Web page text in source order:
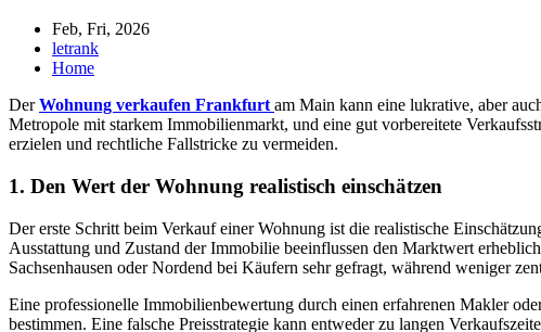
Feb, Fri, 2026
letrank
Home
DerWohnung verkaufen Frankfurt am Main kann eine lukrative, aber
Metropole mit starkem Immobilienmarkt, und eine gut vorbereitete
erzielen und rechtliche Fallstricke zu vermeiden.
1. Den Wert der Wohnung realistisch einschätzen
Der erste Schritt beim Verkauf einer Wohnung ist die realistische
Ausstattung und Zustand der Immobilie beeinflussen den Marktwert
Sachsenhausen oder Nordend bei Käufern sehr gefragt, während weniger
Eine professionelle Immobilienbewertung durch einen erfahrenen Makler
bestimmen. Eine falsche Preisstrategie kann entweder zu langen